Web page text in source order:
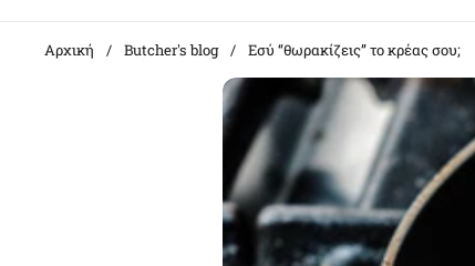
Αρχική / Butcher's blog / Εσύ “θωρακίζεις” το κρέας σου;